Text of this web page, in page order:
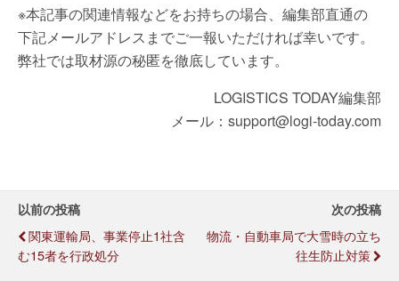
※本記事の関連情報などをお持ちの場合、編集部直通の
下記メールアドレスまでご一報いただければ幸いです。
弊社では取材源の秘匿を徹底しています。
LOGISTICS TODAY編集部
メール：support@logi-today.com
以前の投稿
関東運輸局、事業停止1社含
む15者を行政処分
次の投稿
物流・自動車局で大雪時の立ち
往生防止対策